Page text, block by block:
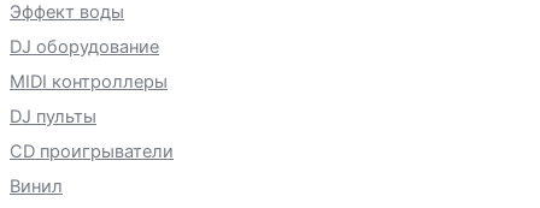
Эффект воды
DJ оборудование
MIDI контроллеры
DJ пульты
CD проигрыватели
Винил